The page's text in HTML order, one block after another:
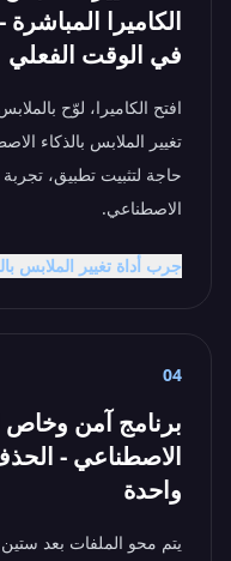
الكاميرا
في الوقت الفعلي
افتح الكاميرا، لوّح
تغيير الملابس بالذكاء
حاجة لتثبيت تطبيق، تجربة
الاصطناعي.
جرب أداة تغيير الملابس
04
برنامج آمن وخاص
الاصطناعي -
واحدة
يتم محو الملفات بعد